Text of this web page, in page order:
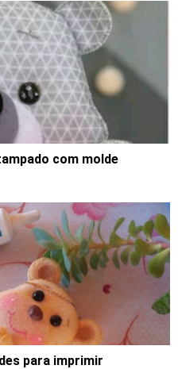
com molde
para imprimir